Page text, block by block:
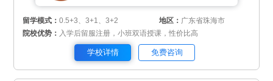
留学模式：0.5+3、3+1、3+2 地区： 广东省珠海市
院校优势： 入学后留服注册，小班双语授课，性价比高
学校详情 免费咨询